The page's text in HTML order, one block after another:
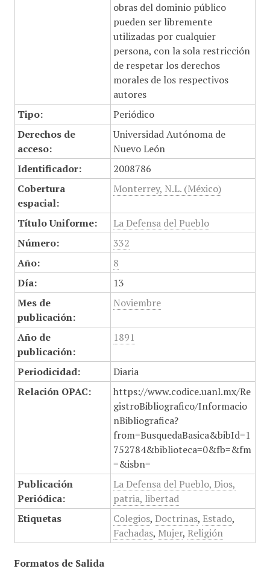
obras del dominio público
pueden ser libremente
utilizadas por cualquier
persona, con la sola restricción
de respetar los derechos
morales de los respectivos
autores
Tipo:
Periódico
Derechos de
acceso:
Universidad Autónoma de
Nuevo León
Identificador:
2008786
Cobertura
espacial:
Monterrey, N.L. (México)
Título Uniforme:
La Defensa del Pueblo
Número:
332
Año:
8
Día:
13
Mes de
publicación:
Noviembre
Año de
publicación:
1891
Periodicidad:
Diaria
Relación OPAC:
https://www.codice.uanl.mx/Re
gistroBibliografico/Informacio
nBibliografica?
from=BusquedaBasica&bibId=1
752784&biblioteca=0&fb=&fm
=&isbn=
Publicación
Periódica:
La Defensa del Pueblo, Dios,
patria, libertad
Etiquetas
Colegios, Doctrinas, Estado,
Fachadas, Mujer, Religión
Formatos de Salida